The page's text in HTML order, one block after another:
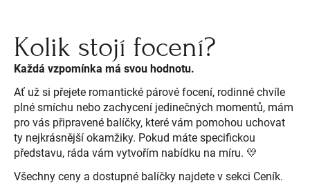
Kolik stojí focení?
Každá vzpomínka má svou hodnotu.
Ať už si přejete romantické párové focení, rodinné chvíle
plné smíchu nebo zachycení jedinečných momentů, mám
pro vás připravené balíčky, které vám pomohou uchovat
ty nejkrásnější okamžiky. Pokud máte specifickou
představu, ráda vám vytvořím nabídku na míru. 💛
Všechny ceny a dostupné balíčky najdete v sekci Ceník.